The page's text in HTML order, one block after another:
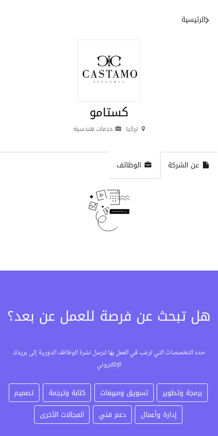
الرئيسية
كستامو
تركيا خدمات هندسية
عن الشركة الوظائف
هل تبحث عن فرصة للعمل عن بعد؟
حدد التخصصات التي ترغب في العمل بها لنرسل نشرة الوظائف الدورية إلى بريدك
الإلكتروني
برمجة وتطوير تسويق ومبيعات كتابة وترجمة
تصميم
إدارة وأعمال
دعم فني المجالات الأخرى